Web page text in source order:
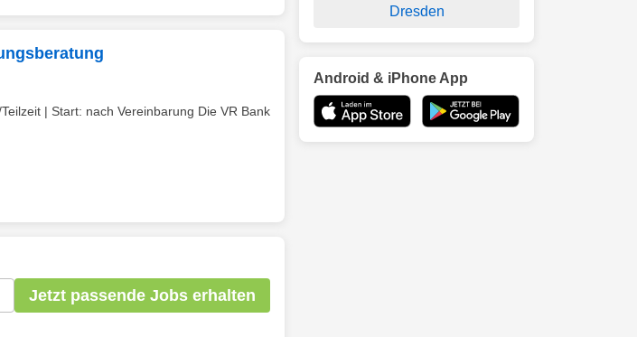
| Start: nach Vereinbarung Die VR Bank
Jetzt passende Jobs erhalten
Dresden
Android & iPhone App